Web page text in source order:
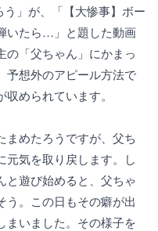
」が、「【大惨事】ボー
いたら…」と題した動画
の「父ちゃん」にかまっ
予想外のアピール方法で
められています。
まめたろうですが、父ち
元気を取り戻します。し
と遊び始めると、父ちゃ
う。この日もその癖が出
まいました。その様子を